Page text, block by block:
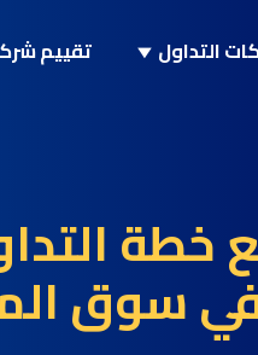
التداول تقييم
سوق